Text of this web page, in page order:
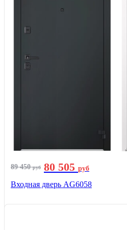
89 450руб 80 505 руб
Входная дверь AG6058